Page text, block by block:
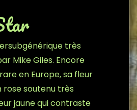
très
Mike Giles. Encore
en Europe, sa fleur
rose soutenu très
jaune qui contraste